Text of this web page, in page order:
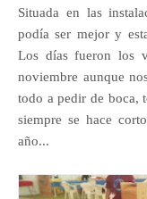
Situada en las
podía ser mejor y
Los días fueron los
noviembre aunque
todo a pedir de boca,
siempre se hace
año...